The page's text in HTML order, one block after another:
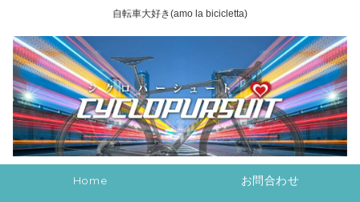
自転車大好き(amo la bicicletta)
Home お問合わせ